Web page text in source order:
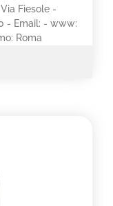
Fiesole -
- Email: - www:
Roma